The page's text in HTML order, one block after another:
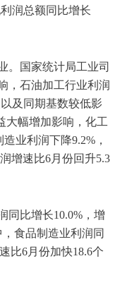
润总额同比增长
国家统计局工业司
，石油加工行业利润
及同期基数较低影
大幅增加影响，化工
业利润下降9.2%，
增速比6月份回升5.3
比增长10.0%，增
食品制造业利润同
比6月份加快18.6个